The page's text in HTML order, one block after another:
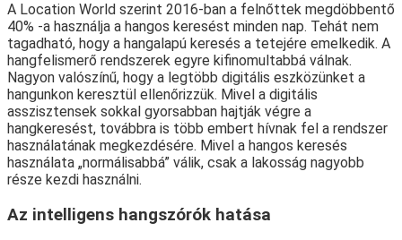
A Location World szerint 2016-ban a felnőttek megdöbbentő
40% -a használja a hangos keresést minden nap. Tehát nem
tagadható, hogy a hangalapú keresés a tetejére emelkedik. A
hangfelismerő rendszerek egyre kifinomultabbá válnak.
Nagyon valószínű, hogy a legtöbb digitális eszközünket a
hangunkon keresztül ellenőrizzük. Mivel a digitális
asszisztensek sokkal gyorsabban hajtják végre a
hangkeresést, továbbra is több embert hívnak fel a rendszer
használatának megkezdésére. Mivel a hangos keresés
használata „normálisabbá” válik, csak a lakosság nagyobb
része kezdi használni.
Az intelligens hangszórók hatása